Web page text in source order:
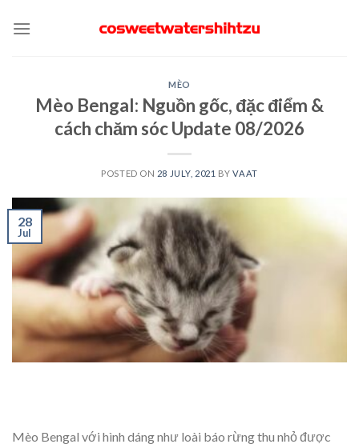
MÈO
Mèo Bengal: Nguồn gốc, đặc điểm &
cách chăm sóc Update 08/2026
POSTED ON 28 JULY, 2021 BYVAAT
28
Jul
Mèo Bengal với hình dáng như loài báo rừng thu nhỏ được